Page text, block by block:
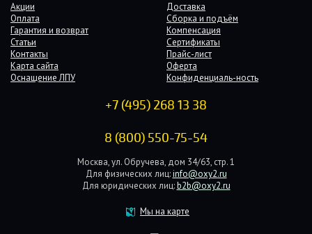
Акции
Доставка
Оплата
Сборка и подъём
Гарантия и возврат
Компенсация
Статьи
Сертификаты
Контакты
Прайс-лист
Карта сайта
Оферта
Оснащение ЛПУ
Конфиденциаль-ность
+7 (495) 268 13 38
8 (800) 550-75-54
Москва, ул. Обручева, дом 34/63, стр. 1
Для физических лиц: info@oxy2.ru
Для юридических лиц: b2b@oxy2.ru
Мы на карте